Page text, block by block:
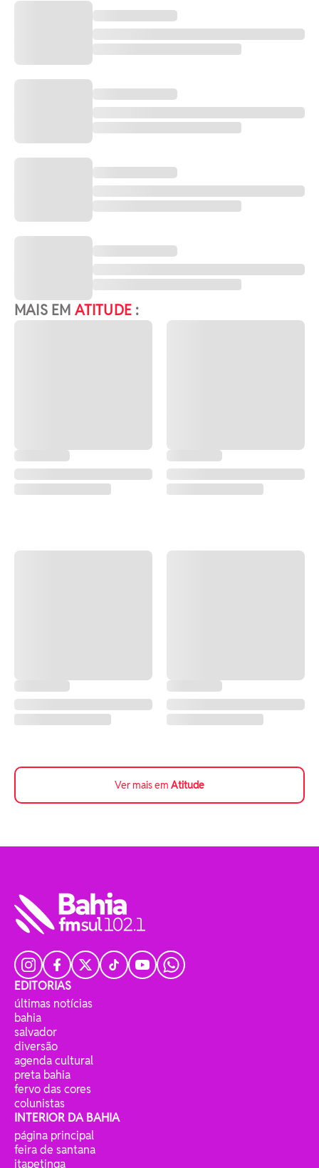
MAIS EM ATITUDE :
Ver mais em Atitude
EDITORIAS
últimas notícias
bahia
salvador
diversão
agenda cultural
preta bahia
fervo das cores
colunistas
INTERIOR DA BAHIA
página principal
feira de santana
itapetinga